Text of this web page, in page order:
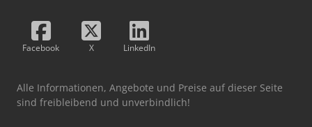
Facebook X LinkedIn
Alle Informationen, Angebote und Preise auf dieser Seite
sind freibleibend und unverbindlich!